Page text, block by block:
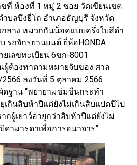
ที่ ห้องที่ 1 หมู่ 2 ซอย วัดเขียนเขต
บลบึงยี่โถ อำเภอธัญบุรี จังหวัด
ลาง หมวกกันน็อคแบบครึ่งใบสีดำ
รถจักรยานยนต์ ยี่ห้อHONDA
เลขทะเบียน 6ขก-8001
ผู้ต้องหาตามหมายจับของ ศาล
ลงวันที่ 5 ตุลาคม 2566
ฐาน “พยายามข่มขืนกระทำ
เกินสิบห้าปีแต่ยังไม่เกินสิบแปดปีไป
กผู้เยาว์อายุกว่าสิบห้าปีแต่ยังไม่
ดามารดาเพื่อการอนาจาร”